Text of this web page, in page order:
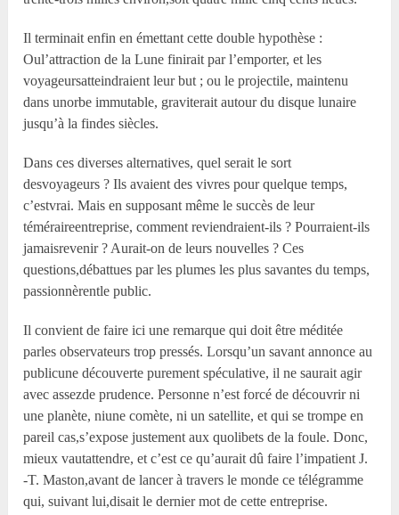
Il terminait enfin en émettant cette double hypothèse :
Oul’attraction de la Lune finirait par l’emporter, et les
voyageursatteindraient leur but ; ou le projectile, maintenu
dans unorbe immutable, graviterait autour du disque lunaire
jusqu’à la findes siècles.
Dans ces diverses alternatives, quel serait le sort
desvoyageurs ? Ils avaient des vivres pour quelque temps,
c’estvrai. Mais en supposant même le succès de leur
téméraireentreprise, comment reviendraient-ils ? Pourraient-ils
jamaisrevenir ? Aurait-on de leurs nouvelles ? Ces
questions,débattues par les plumes les plus savantes du temps,
passionnèrentle public.
Il convient de faire ici une remarque qui doit être méditée
parles observateurs trop pressés. Lorsqu’un savant annonce au
publicune découverte purement spéculative, il ne saurait agir
avec assezde prudence. Personne n’est forcé de découvrir ni
une planète, niune comète, ni un satellite, et qui se trompe en
pareil cas,s’expose justement aux quolibets de la foule. Donc,
mieux vautattendre, et c’est ce qu’aurait dû faire l’impatient J.
-T. Maston,avant de lancer à travers le monde ce télégramme
qui, suivant lui,disait le dernier mot de cette entreprise.